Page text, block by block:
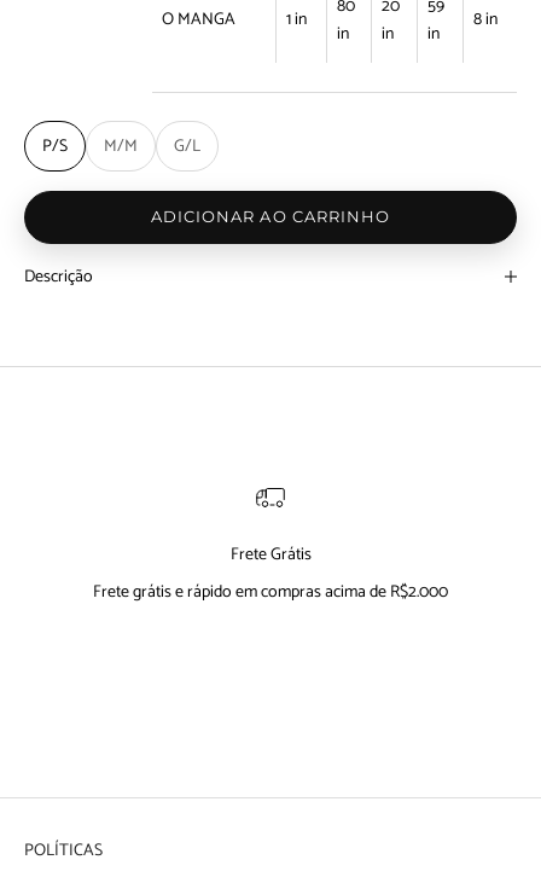
O MANGA
1 in
80
in
20
in
59
in
8 in
P/S M/M G/L
ADICIONAR AO CARRINHO
Descrição
Frete Grátis
Frete grátis e rápido em compras acima de R$2.000
POLÍTICAS